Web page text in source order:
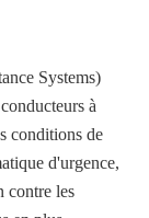
Systems)
à
conditions de
d'urgence,
contre les